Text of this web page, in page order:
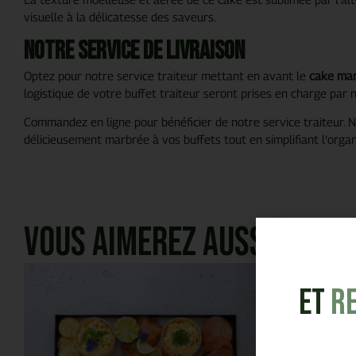
visuelle à la délicatesse des saveurs.
Notre service de livraison
Optez pour notre service traiteur mettant en avant le cake
logistique de votre buffet traiteur seront prises en charge par
Commandez en ligne pour bénéficier de notre service
délicieusement marbrée à vos buffets tout en simplifiant
Vous aimerez aussi
et